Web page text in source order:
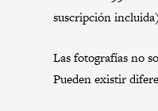
suscripción incluida)
Las fotografías no
Pueden existir